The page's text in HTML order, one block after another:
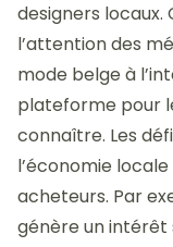
designers
l’attention des
mode belge à
plateforme pour
connaître. Les
l’économie
acheteurs. Par
génère un intérêt